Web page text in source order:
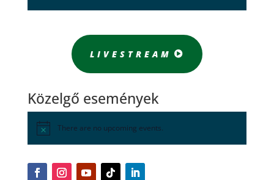
LIVESTREAM
Közelgő események
There are no upcoming events.